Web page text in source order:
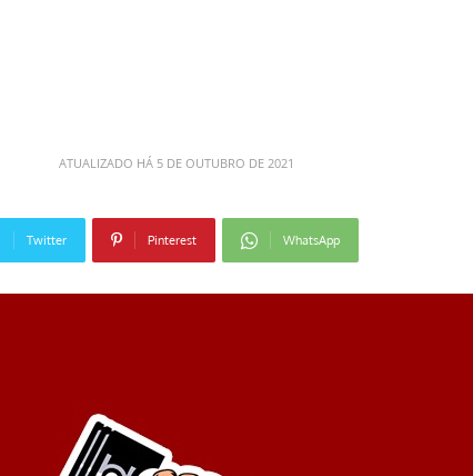
ATUALIZADO HÁ 5 DE OUTUBRO DE 2021
Twitter Pinterest WhatsApp